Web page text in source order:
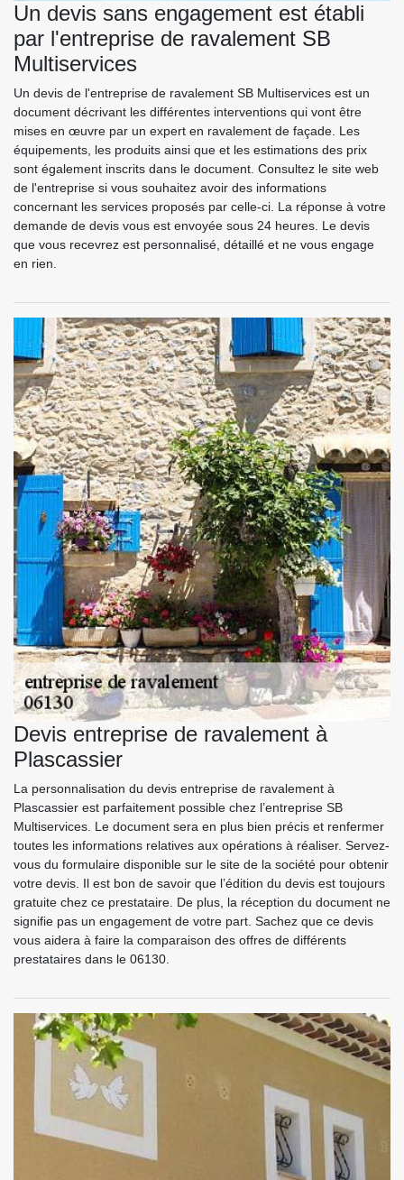
Un devis sans engagement est établi
par l'entreprise de ravalement SB
Multiservices
Un devis de l'entreprise de ravalement SB Multiservices est un
document décrivant les différentes interventions qui vont être
mises en œuvre par un expert en ravalement de façade. Les
équipements, les produits ainsi que et les estimations des prix
sont également inscrits dans le document. Consultez le site web
de l'entreprise si vous souhaitez avoir des informations
concernant les services proposés par celle-ci. La réponse à votre
demande de devis vous est envoyée sous 24 heures. Le devis
que vous recevrez est personnalisé, détaillé et ne vous engage
en rien.
Devis entreprise de ravalement à
Plascassier
La personnalisation du devis entreprise de ravalement à
Plascassier est parfaitement possible chez l’entreprise SB
Multiservices. Le document sera en plus bien précis et renfermer
toutes les informations relatives aux opérations à réaliser. Servez-
vous du formulaire disponible sur le site de la société pour obtenir
votre devis. Il est bon de savoir que l’édition du devis est toujours
gratuite chez ce prestataire. De plus, la réception du document ne
signifie pas un engagement de votre part. Sachez que ce devis
vous aidera à faire la comparaison des offres de différents
prestataires dans le 06130.